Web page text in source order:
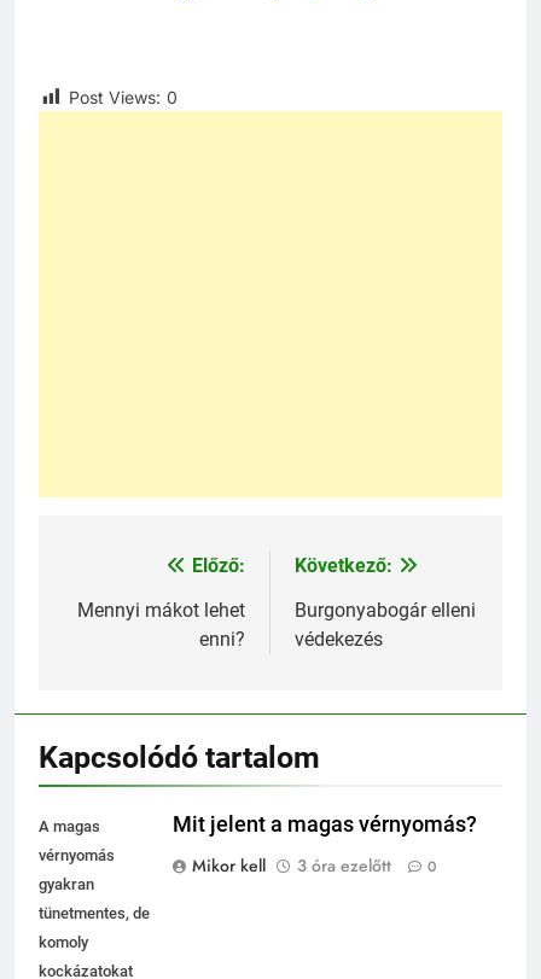
Post Views: 0
Bejegyzés
navigáció
Előző:
Mennyi mákot lehet
enni?
Következő:
Burgonyabogár elleni
védekezés
Kapcsolódó tartalom
A magas
vérnyomás
gyakran
tünetmentes, de
komoly
kockázatokat
Mit jelent a magas vérnyomás?
Mikor kell
3 óra ezelőtt 0